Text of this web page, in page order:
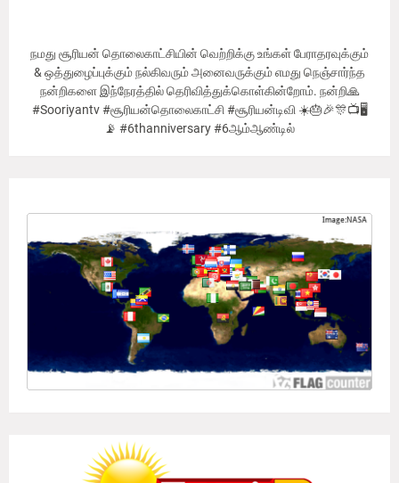
நமது சூரியன் தொலைகாட்சியின் வெற்றிக்கு உங்கள் பேராதரவுக்கும்
& ஒத்துழைப்புக்கும் நல்கிவரும் அனைவருக்கும் எமது நெஞ்சார்ந்த
நன்றிகளை இந்நேரத்தில் தெரிவித்துக்கொள்கின்றோம். நன்றி🙏
#Sooriyantv #சூரியன்தொலைகாட்சி #சூரியன்டிவி ☀️🎂🎉🎊📺🖥
📡 #6thanniversary #6ஆம்ஆண்டில்